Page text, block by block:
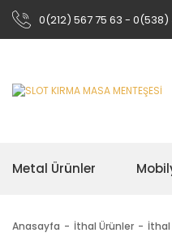
0(212) 567 75 63 - 0(538)
Metal Ürünler
Anasayfa İthal Ürünler